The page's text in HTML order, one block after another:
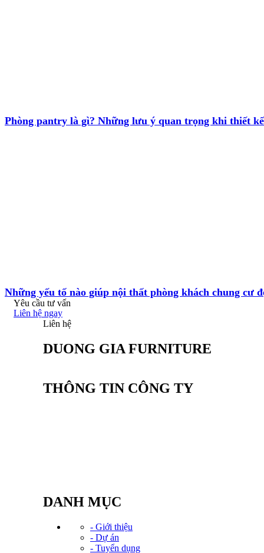
Phòng pantry là gì? Những lưu ý quan trọng khi thiết
Những yếu tố nào giúp nội thất phòng khách chung cư
Yêu cầu tư vấn
Liên hệ ngay
Liên hệ
DUONG GIA FURNITURE
THÔNG TIN CÔNG TY
DANH MỤC
- Giới thiệu
- Dự án
- Tuyển dụng